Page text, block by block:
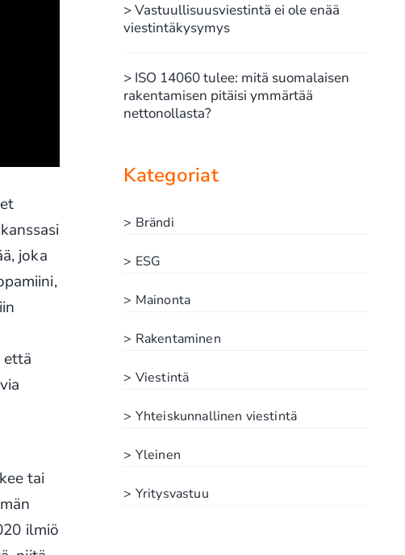
joka
että
tai
ilmiö
> Vastuullisuusviestintä ei ole enää
viestintäkysymys
> ISO 14060 tulee: mitä suomalaisen
rakentamisen pitäisi ymmärtää
nettonollasta?
Kategoriat
> Brändi
> ESG
> Mainonta
> Rakentaminen
> Viestintä
> Yhteiskunnallinen viestintä
> Yleinen
> Yritysvastuu